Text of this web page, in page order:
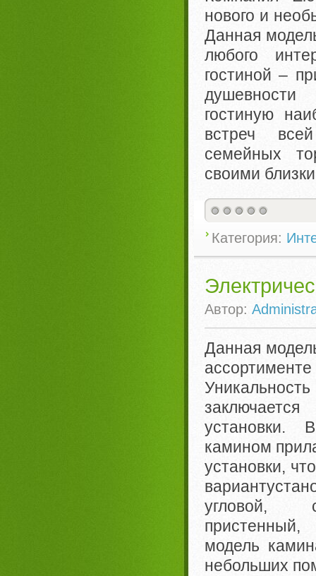
нового и
Данная
любого
гостиной –
душевности
гостиную
встреч
семейных
своими
Категория:
Автор:
Данная
установки.
камином
установки,
угловой,
модель
небольших